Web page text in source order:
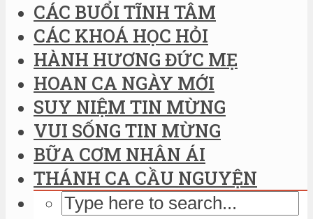
CÁC BUỔI TĨNH TÂM
CÁC KHOÁ HỌC HỎI
HÀNH HƯƠNG ĐỨC MẸ
HOAN CA NGÀY MỚI
SUY NIỆM TIN MỪNG
VUI SỐNG TIN MỪNG
BỮA CƠM NHÂN ÁI
THÁNH CA CẦU NGUYỆN